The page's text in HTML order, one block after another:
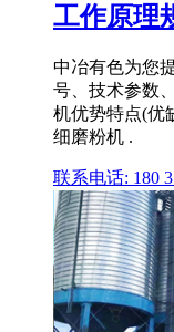
工作原理
中冶有色为您
号、技术参数
机优势特点(优
细磨粉机 .
联系电话: 180